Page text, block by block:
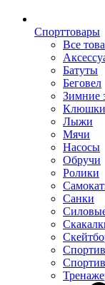
Спорттовары
Все
Батуты
Беговел
Зимние
Клюшки
Лыжи
Мячи
Насосы
Обручи
Ролики
Санки